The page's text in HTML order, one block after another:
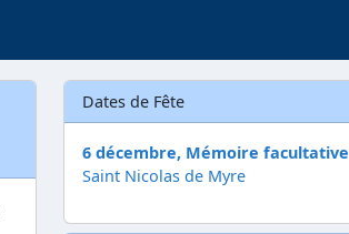
Dates de Fête
6 décembre, Mémoire facultative
Saint Nicolas de Myre